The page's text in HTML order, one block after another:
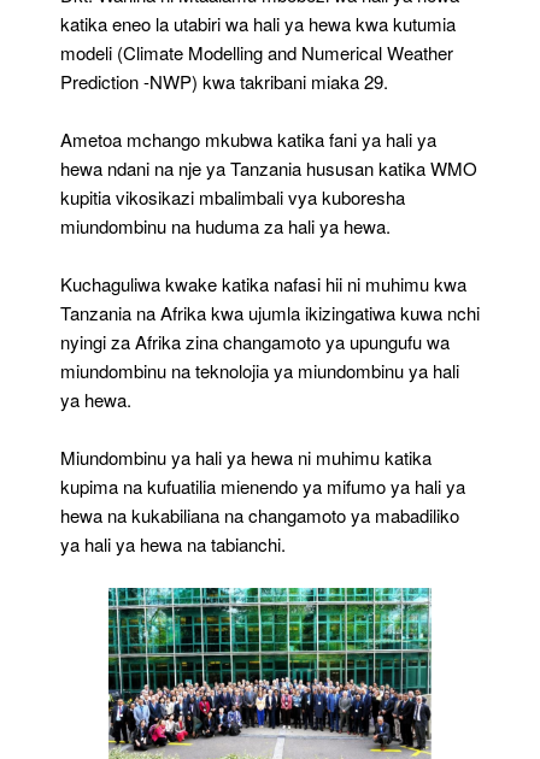
katika eneo la utabiri wa hali ya hewa kwa kutumia
modeli (Climate Modelling and Numerical Weather
Prediction -NWP) kwa takribani miaka 29.
Ametoa mchango mkubwa katika fani ya hali ya
hewa ndani na nje ya Tanzania hususan katika WMO
kupitia vikosikazi mbalimbali vya kuboresha
miundombinu na huduma za hali ya hewa.
Kuchaguliwa kwake katika nafasi hii ni muhimu kwa
Tanzania na Afrika kwa ujumla ikizingatiwa kuwa nchi
nyingi za Afrika zina changamoto ya upungufu wa
miundombinu na teknolojia ya miundombinu ya hali
ya hewa.
Miundombinu ya hali ya hewa ni muhimu katika
kupima na kufuatilia mienendo ya mifumo ya hali ya
hewa na kukabiliana na changamoto ya mabadiliko
ya hali ya hewa na tabianchi.